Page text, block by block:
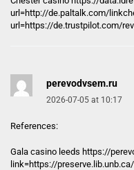
url=http://de.paltalk.com/
url=https://de.trustpilot.com/
perevodvsem.ru
2026-07-05 at 10:17
References:
Gala casino leeds https://
link=https://